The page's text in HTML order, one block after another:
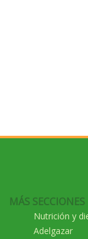
MÁS SECCIONES
Nutrición y
Adelgazar